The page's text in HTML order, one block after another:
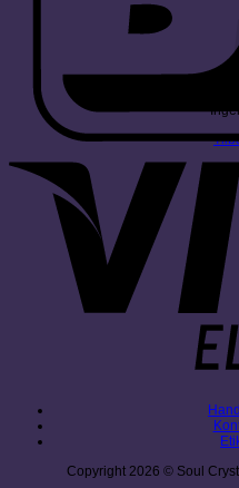
Copyright 2026 © Soul